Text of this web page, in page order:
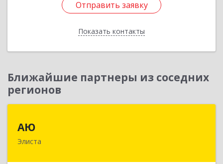
Отправить заявку
Показать контакты
Отправить заявку
Назад
Ближайшие партнеры из соседних
регионов
АЮ
Элиста
358009, Калмыкия Респ, Элиста г, А.С.Пушкина